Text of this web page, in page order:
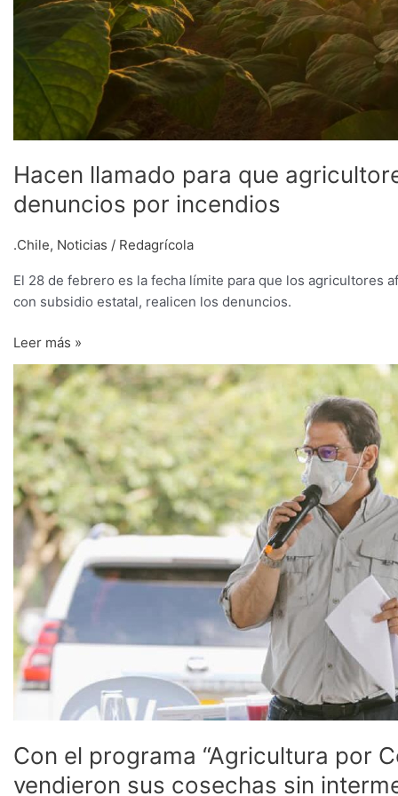
Hacen llamado para que
denuncios por incendios
.Chile, Noticias / Redagrícola
El 28 de febrero es la fecha límite para que los agricultores
con subsidio estatal, realicen los denuncios.
Leer más »
Con el programa “Agricultura por
vendieron sus cosechas sin
Con
el
programa
“Agricultura
por
Contrato”
135.000
productores
vendieron
sus
cosechas
sin
intermediarios